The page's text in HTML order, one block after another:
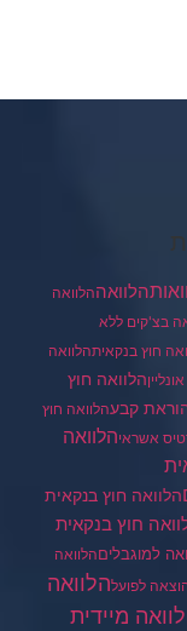
הלוואההלוואה
בצ'קים ללא
חוץ בנקאיתהלוואה
הלוואה חוץ
קבעהלוואה חוץ
אשראיהלוואה
הלוואה חוץ בנקאית
חוץ בנקאית
למוגבליםהלוואה
לפועלהלוואה
מיידית